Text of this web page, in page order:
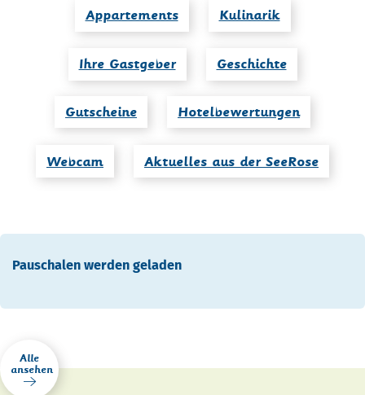
Appartements Kulinarik
Ihre Gastgeber Geschichte
Gutscheine Hotelbewertungen
Webcam Aktuelles aus der SeeRose
Pauschalen werden geladen
Alle
ansehen